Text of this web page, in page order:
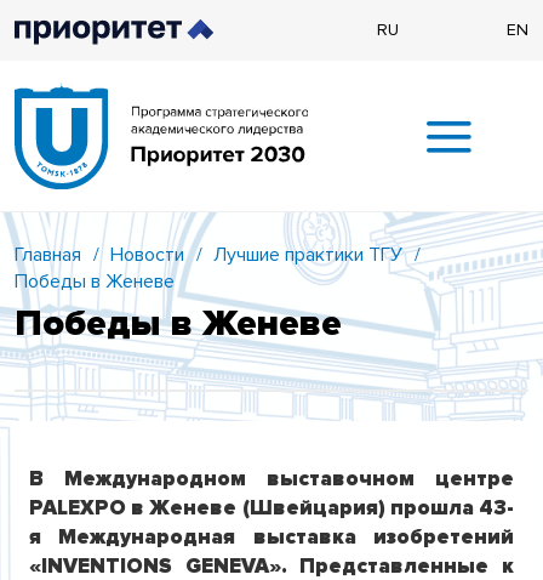
RU EN
Главная / Новости / Лучшие практики ТГУ /
Победы в Женеве
Победы в Женеве
В Международном выставочном центре
PALEXPO в Женеве (Швейцария) прошла 43-
я Международная выставка изобретений
«INVENTIONS GENEVA». Представленные к